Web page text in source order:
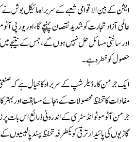
ایشن کے بین الاقوامی شعبے کے سربراہ مائیکل بوش نے
عالمی آزاد تجارت کو شدید نقصان پہنچے گا ، اور
اور ساختی مسائل حل نہیں ہوں گے ، جس کے نتیجے
حصول کو خطرہ ہے۔
ایک جرمن کار ڈیلر شپ کے سربراہ کا خیال ہے کہ
مفادات کا تحفظ محصولات کے بجائے مسابقت اور
جرمن آٹوموٹو انڈسٹری کے اندرونی ذرائع اس بات
گاڑیوں کی پائیدار ترقی کو یکطرفہ تحفظ پسند پالیسیوں